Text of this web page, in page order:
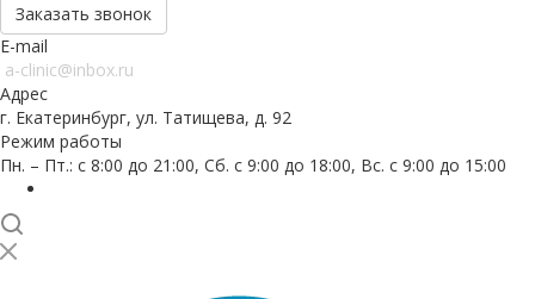
Заказать звонок
E-mail
a-clinic@inbox.ru
Адрес
г. Екатеринбург, ул. Татищева, д. 92
Режим работы
Пн. – Пт.: с 8:00 до 21:00, Сб. с 9:00 до 18:00, Вс. с 9:00 до 15:00